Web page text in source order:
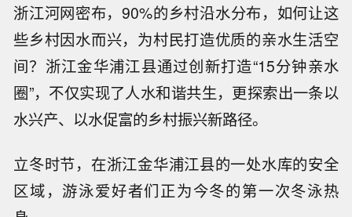
浙江河网密布，90%的乡村沿水分布，如何让这
些乡村因水而兴，为村民打造优质的亲水生活空
间？浙江金华浦江县通过创新打造“15分钟亲水
圈”，不仅实现了人水和谐共生，更探索出一条以
水兴产、以水促富的乡村振兴新路径。
立冬时节，在浙江金华浦江县的一处水库的安全
区域，游泳爱好者们正为今冬的第一次冬泳热